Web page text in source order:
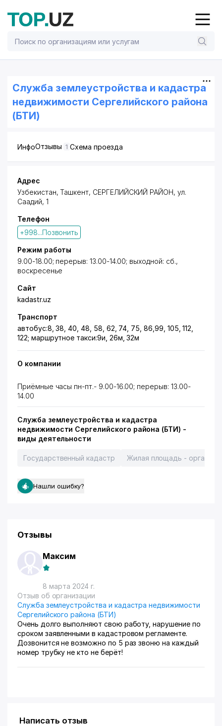
Служба землеустройства и кадастра
недвижимости Сергелийского района
(БТИ)
ИнфоОтзывы 1 Схема проезда
Адрес
Узбекистан, Ташкент, СЕРГЕЛИЙСКИЙ РАЙОН, ул.
Саадий, 1
Телефон
+998...Позвонить
Режим работы
9.00-18.00; перерыв: 13.00-14.00; выходной: сб.,
воскресенье
Сайт
kadastr.uz
Транспорт
автобус:8, 38, 40, 48, 58, 62, 74, 75, 86,99, 105, 112,
122; маршрутное такси:9и, 26м, 32м
О компании
Приёмные часы пн-пт.- 9.00-16.00; перерыв: 13.00-
14.00
Служба землеустройства и кадастра
недвижимости Сергелийского района (БТИ) -
виды деятельности
Государственный кадастр Жилая площадь -
Нашли ошибку?
Отзывы
Максим
8 марта 2024 г.
Отзыв об организации
Служба землеустройства и кадастра недвижимости
Сергелийского района (БТИ)
Очень долго выполняют свою работу, нарушение по
сроком заявленными в кадастровом регламенте.
Дозвонится не возможно по 5 раз звоню на каждый
номер трубку не кто не берёт!
Написать отзыв